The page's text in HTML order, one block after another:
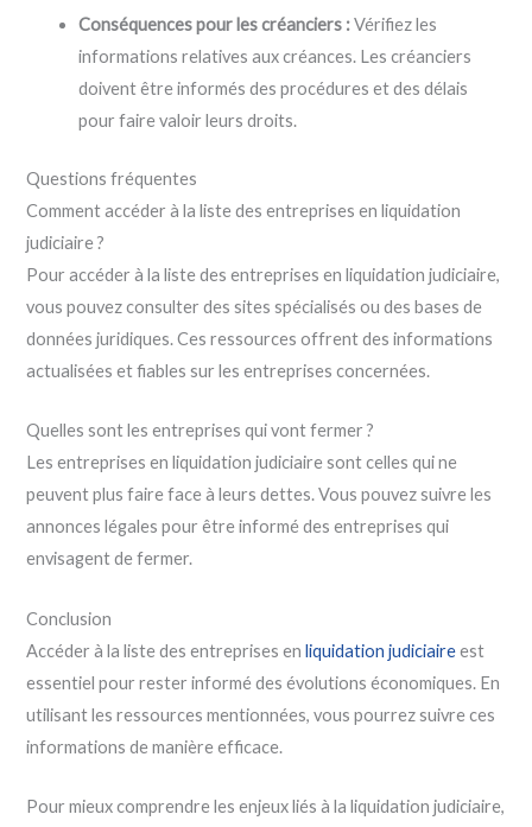
Conséquences pour les créanciers :Vérifiez les
informations relatives aux créances. Les créanciers
doivent être informés des procédures et des délais
pour faire valoir leurs droits.
Questions fréquentes
Comment accéder à la liste des entreprises en liquidation
judiciaire ?
Pour accéder à la liste des entreprises en liquidation judiciaire,
vous pouvez consulter des sites spécialisés ou des bases de
données juridiques. Ces ressources offrent des informations
actualisées et fiables sur les entreprises concernées.
Quelles sont les entreprises qui vont fermer ?
Les entreprises en liquidation judiciaire sont celles qui ne
peuvent plus faire face à leurs dettes. Vous pouvez suivre les
annonces légales pour être informé des entreprises qui
envisagent de fermer.
Conclusion
Accéder à la liste des entreprises enliquidation judiciaireest
essentiel pour rester informé des évolutions économiques. En
utilisant les ressources mentionnées, vous pourrez suivre ces
informations de manière efficace.
Pour mieux comprendre les enjeux liés à la liquidation judiciaire,